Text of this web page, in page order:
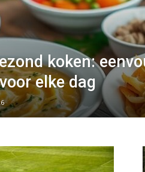
koken:
elke dag